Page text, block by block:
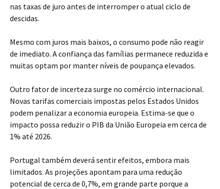
nas taxas de juro antes de interromper o atual ciclo de
descidas.
Mesmo com juros mais baixos, o consumo pode não reagir
de imediato. A confiança das famílias permanece reduzida e
muitas optam por manter níveis de poupança elevados.
Outro fator de incerteza surge no comércio internacional.
Novas tarifas comerciais impostas pelos Estados Unidos
podem penalizar a economia europeia. Estima-se que o
impacto possa reduzir o PIB da União Europeia em cerca de
1% até 2026.
Portugal também deverá sentir efeitos, embora mais
limitados. As projeções apontam para uma redução
potencial de cerca de 0,7%, em grande parte porque a